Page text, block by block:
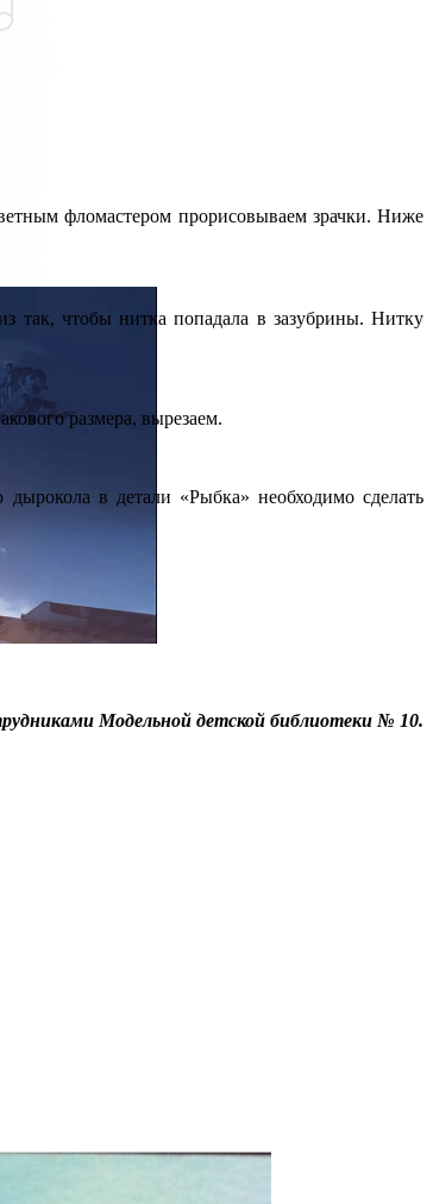
фломастером прорисовываем зрачки. Ниже
так, чтобы нитка попадала в зазубрины. Нитку
размера, вырезаем.
в детали «Рыбка» необходимо сделать
Модельной детской библиотеки № 10.